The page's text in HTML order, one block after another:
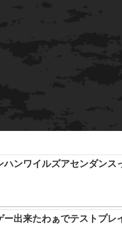
ハンワイルズアセンダン
ー出来たわぁでテストプレ